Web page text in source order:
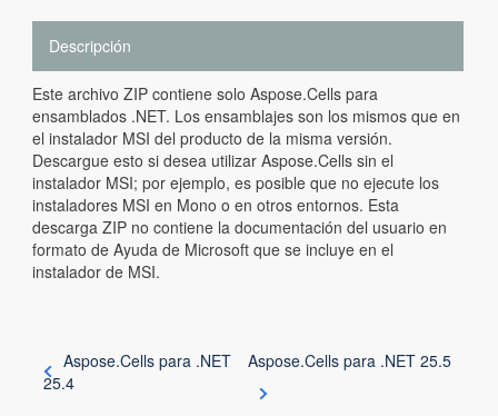
Descripción
Este archivo ZIP contiene solo Aspose.Cells para
ensamblados .NET. Los ensamblajes son los mismos que en
el instalador MSI del producto de la misma versión.
Descargue esto si desea utilizar Aspose.Cells sin el
instalador MSI; por ejemplo, es posible que no ejecute los
instaladores MSI en Mono o en otros entornos. Esta
descarga ZIP no contiene la documentación del usuario en
formato de Ayuda de Microsoft que se incluye en el
instalador de MSI.
Aspose.Cells para .NET
25.4
Aspose.Cells para .NET 25.5